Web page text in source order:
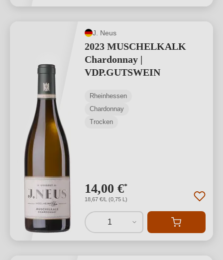
J. Neus
2023 MUSCHELKALK
Chardonnay |
VDP.GUTSWEIN
Rheinhessen
Chardonnay
Trocken
14,00 €*
18,67 €/L (0,75 L)
1